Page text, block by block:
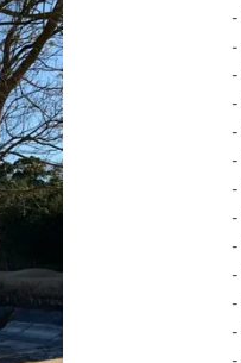
-
-
-
-
-
-
-
-
-
-
-
-